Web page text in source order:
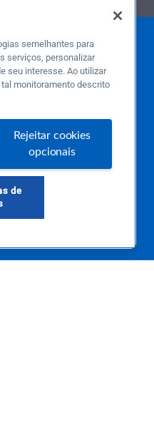
publicado por terceiros.
do Brasil, a Comunidade
todos os momentos de sua vida
semelhantes para
serviços, personalizar
seu interesse. Ao utilizar
monitoramento descrito
Rejeitar cookies
opcionais
de